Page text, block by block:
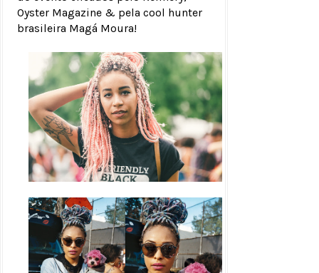
Oyster Magazine & pela cool hunter
brasileira Magá Moura!